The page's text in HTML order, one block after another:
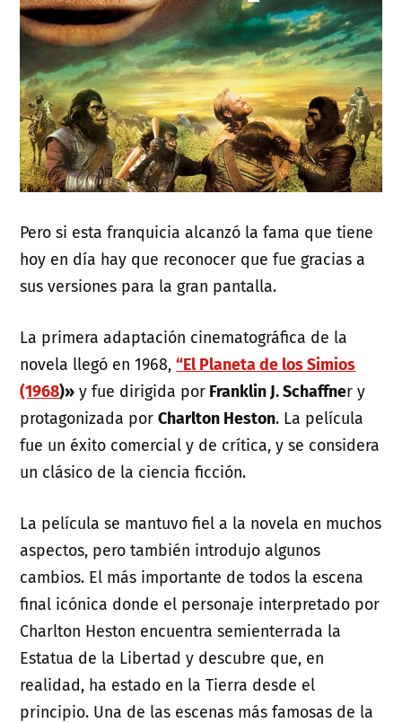
Pero si esta franquicia alcanzó la fama que tiene
hoy en día hay que reconocer que fue gracias a
sus versiones para la gran pantalla.
La primera adaptación cinematográfica de la
novela llegó en 1968,“El Planeta de los Simios
(1968)» y fue dirigida por Franklin J. Schaffner y
protagonizada porCharlton Heston. La película
fue un éxito comercial y de crítica, y se considera
un clásico de la ciencia ficción.
La película se mantuvo fiel a la novela en muchos
aspectos, pero también introdujo algunos
cambios. El más importante de todos la escena
final icónica donde el personaje interpretado por
Charlton Heston encuentra semienterrada la
Estatua de la Libertad y descubre que, en
realidad, ha estado en la Tierra desde el
principio. Una de las escenas más famosas de la